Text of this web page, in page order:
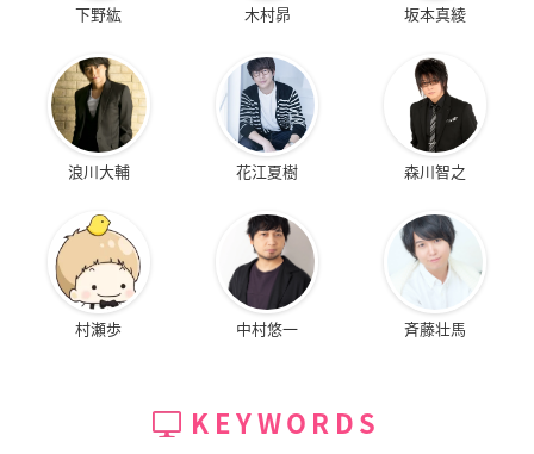
下野紘 木村昴 坂本真綾
浪川大輔 花江夏樹 森川智之
村瀬歩 中村悠一 斉藤壮馬
KEYWORDS